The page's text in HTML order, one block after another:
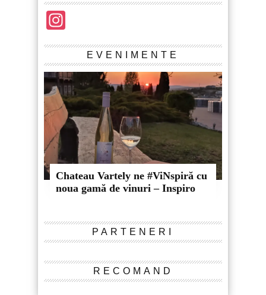
EVENIMENTE
Chateau Vartely ne #ViNspiră cu
noua gamă de vinuri – Inspiro
PARTENERI
RECOMAND